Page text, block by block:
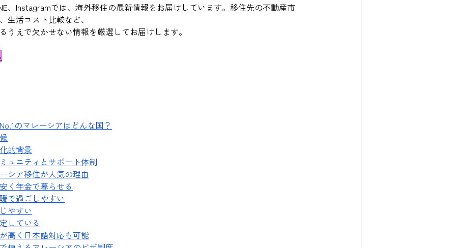
、Instagramでは、海外移住の最新情報をお届けしています。移住先の不動産市
生活コスト比較など、
うえで欠かせない情報を厳選してお届けします。
のマレーシアはどんな国？
的背景
ュニティとサポート体制
シア移住が人気の理由
く年金で暮らせる
で過ごしやすい
やすい
している
高く日本語対応も可能